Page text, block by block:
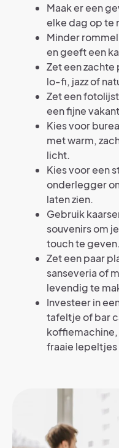
Maak er een
elke dag op te
Minder
en geeft een
Zet een
lo-fi, jazz of
Zet een
een fijne
Kies voor
met warm,
licht.
Kies voor een
onderlegger
laten zien.
Gebruik
souvenirs om
touch te geven.
Zet een paar
sanseveria of
levendig te
Investeer in
tafeltje of bar
fraaie lepeltjes